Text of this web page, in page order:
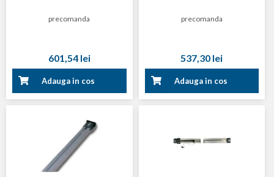
precomanda
601,54 lei
Adauga in cos
precomanda
537,30 lei
Adauga in cos